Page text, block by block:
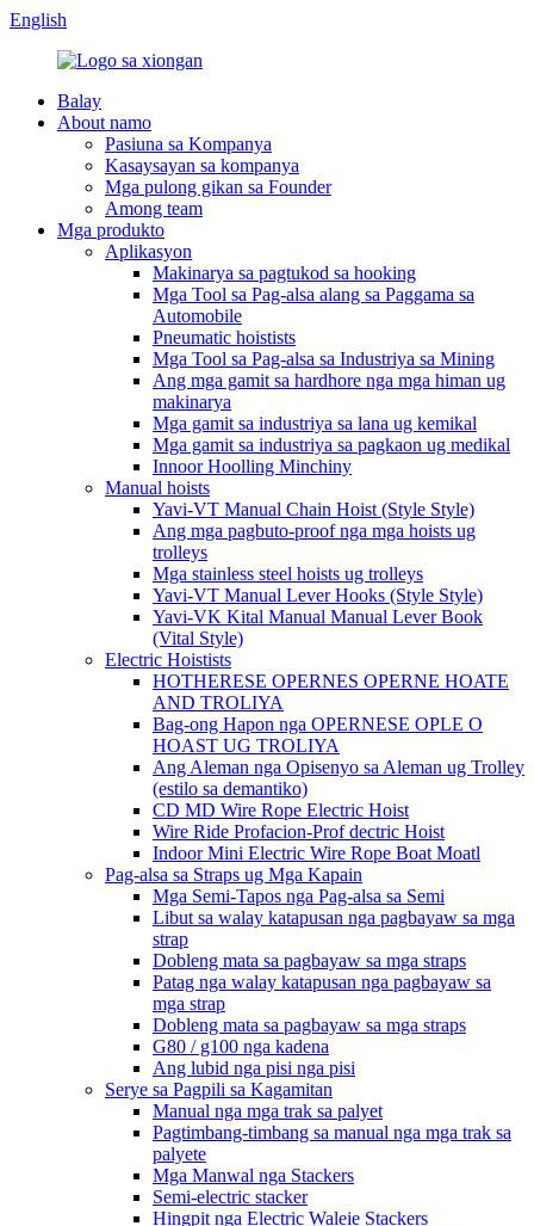
English
Balay
About namo
Pasiuna sa Kompanya
Kasaysayan sa kompanya
Mga pulong gikan sa Founder
Among team
Mga produkto
Aplikasyon
Makinarya sa pagtukod sa hooking
Mga Tool sa Pag-alsa alang sa Paggama sa
Automobile
Pneumatic hoistists
Mga Tool sa Pag-alsa sa Industriya sa Mining
Ang mga gamit sa hardhore nga mga himan ug
makinarya
Mga gamit sa industriya sa lana ug kemikal
Mga gamit sa industriya sa pagkaon ug medikal
Innoor Hoolling Minchiny
Manual hoists
Yavi-VT Manual Chain Hoist (Style Style)
Ang mga pagbuto-proof nga mga hoists ug
trolleys
Mga stainless steel hoists ug trolleys
Yavi-VT Manual Lever Hooks (Style Style)
Yavi-VK Kital Manual Manual Lever Book
(Vital Style)
Electric Hoistists
HOTHERESE OPERNES OPERNE HOATE
AND TROLIYA
Bag-ong Hapon nga OPERNESE OPLE O
HOAST UG TROLIYA
Ang Aleman nga Opisenyo sa Aleman ug Trolley
(estilo sa demantiko)
CD MD Wire Rope Electric Hoist
Wire Ride Profacion-Prof dectric Hoist
Indoor Mini Electric Wire Rope Boat Moatl
Pag-alsa sa Straps ug Mga Kapain
Mga Semi-Tapos nga Pag-alsa sa Semi
Libut sa walay katapusan nga pagbayaw sa mga
strap
Dobleng mata sa pagbayaw sa mga straps
Patag nga walay katapusan nga pagbayaw sa
mga strap
Dobleng mata sa pagbayaw sa mga straps
G80 / g100 nga kadena
Ang lubid nga pisi nga pisi
Serye sa Pagpili sa Kagamitan
Manual nga mga trak sa palyet
Pagtimbang-timbang sa manual nga mga trak sa
palyete
Mga Manwal nga Stackers
Semi-electric stacker
Hingpit nga Electric Waleie Stackers